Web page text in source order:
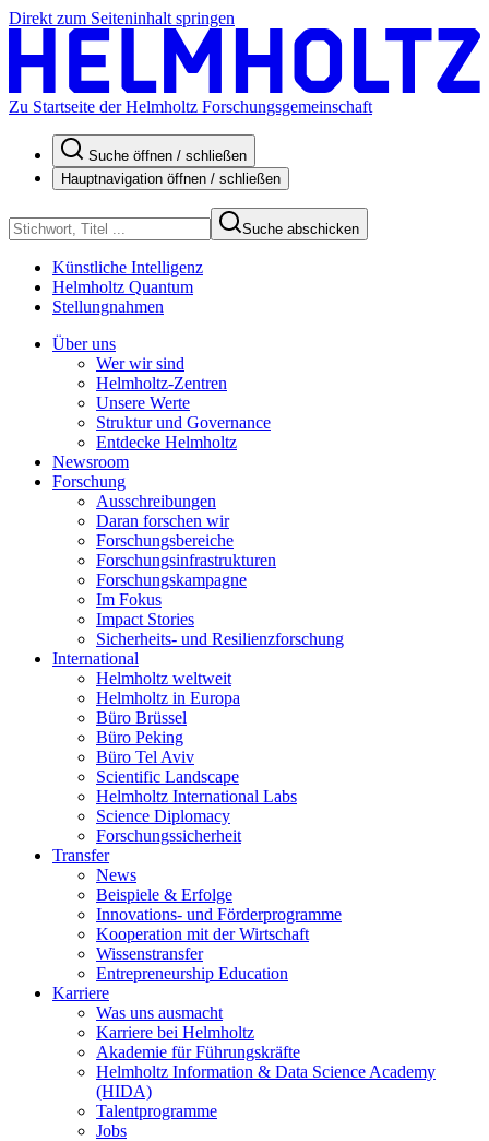
Direkt zum Seiteninhalt springen
Zu Startseite der Helmholtz Forschungsgemeinschaft
Suche öffnen / schließen
Hauptnavigation öffnen / schließen
Suche abschicken
Künstliche Intelligenz
Helmholtz Quantum
Stellungnahmen
Über uns
Wer wir sind
Helmholtz-Zentren
Unsere Werte
Struktur und Governance
Entdecke Helmholtz
Newsroom
Forschung
Ausschreibungen
Daran forschen wir
Forschungsbereiche
Forschungsinfrastrukturen
Forschungskampagne
Im Fokus
Impact Stories
Sicherheits- und Resilienzforschung
International
Helmholtz weltweit
Helmholtz in Europa
Büro Brüssel
Büro Peking
Büro Tel Aviv
Scientific Landscape
Helmholtz International Labs
Science Diplomacy
Forschungssicherheit
Transfer
News
Beispiele & Erfolge
Innovations- und Förderprogramme
Kooperation mit der Wirtschaft
Wissenstransfer
Entrepreneurship Education
Karriere
Was uns ausmacht
Karriere bei Helmholtz
Akademie für Führungskräfte
Helmholtz Information & Data Science Academy
(HIDA)
Talentprogramme
Jobs